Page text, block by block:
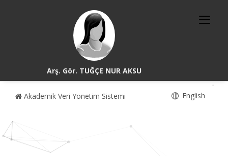
Arş. Gör. TUĞÇE NUR AKSU
Akademik Veri Yönetim Sistemi English